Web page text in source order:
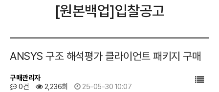
[원본백업]입찰공고
ANSYS 구조 해석평가 클라이언트 패키지 구매
구매관리자
0건
2,236회 25-05-30 10:07